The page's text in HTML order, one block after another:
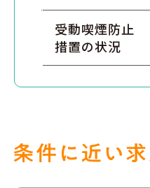
受動喫煙防止
措置の状況